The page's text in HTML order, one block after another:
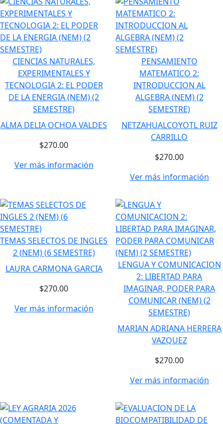
CIENCIAS NATURALES,
EXPERIMENTALES Y
TECNOLOGIA 2: EL PODER
DE LA ENERGIA (NEM) (2
SEMESTRE)
ALMA DELIA OCHOA VALDES
$270.00
Ver más información
PENSAMIENTO
MATEMATICO 2:
INTRODUCCION AL
ALGEBRA (NEM) (2
SEMESTRE)
NETZAHUALCOYOTL RUIZ
CARRILLO
$270.00
Ver más información
TEMAS SELECTOS DE INGLES
2 (NEM) (6 SEMESTRE)
LAURA CARMONA GARCIA
$270.00
Ver más información
LENGUA Y COMUNICACION
2: LIBERTAD PARA
IMAGINAR, PODER PARA
COMUNICAR (NEM) (2
SEMESTRE)
MARIAN ADRIANA HERRERA
VAZQUEZ
$270.00
Ver más información